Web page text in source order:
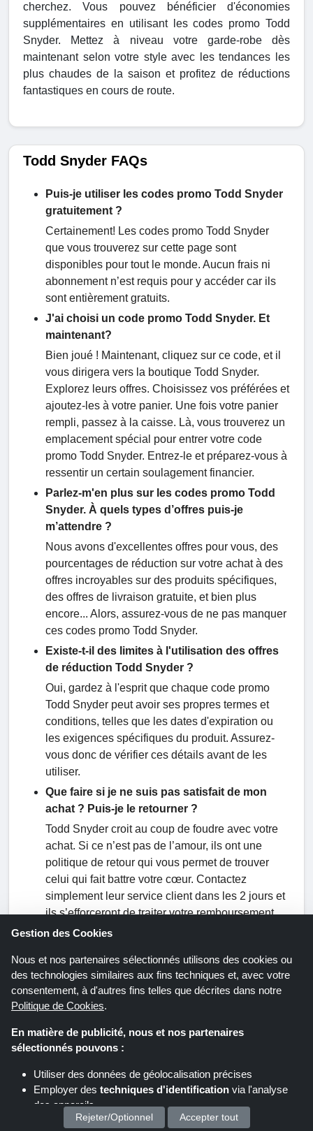
cherchez. Vous pouvez bénéficier d'économies
supplémentaires en utilisant les codes promo Todd
Snyder. Mettez à niveau votre garde-robe dès
maintenant selon votre style avec les tendances les
plus chaudes de la saison et profitez de réductions
fantastiques en cours de route.
Todd Snyder FAQs
Puis-je utiliser les codes promo Todd Snyder
gratuitement ?
Certainement! Les codes promo Todd Snyder
que vous trouverez sur cette page sont
disponibles pour tout le monde. Aucun frais ni
abonnement n’est requis pour y accéder car ils
sont entièrement gratuits.
J'ai choisi un code promo Todd Snyder. Et
maintenant?
Bien joué ! Maintenant, cliquez sur ce code, et il
vous dirigera vers la boutique Todd Snyder.
Explorez leurs offres. Choisissez vos préférées et
ajoutez-les à votre panier. Une fois votre panier
rempli, passez à la caisse. Là, vous trouverez un
emplacement spécial pour entrer votre code
promo Todd Snyder. Entrez-le et préparez-vous à
ressentir un certain soulagement financier.
Parlez-m'en plus sur les codes promo Todd
Snyder. À quels types d’offres puis-je
m’attendre ?
Nous avons d'excellentes offres pour vous, des
pourcentages de réduction sur votre achat à des
offres incroyables sur des produits spécifiques,
des offres de livraison gratuite, et bien plus
encore... Alors, assurez-vous de ne pas manquer
ces codes promo Todd Snyder.
Existe-t-il des limites à l'utilisation des offres
de réduction Todd Snyder ?
Oui, gardez à l'esprit que chaque code promo
Todd Snyder peut avoir ses propres termes et
conditions, telles que les dates d'expiration ou
les exigences spécifiques du produit. Assurez-
vous donc de vérifier ces détails avant de les
utiliser.
Que faire si je ne suis pas satisfait de mon
achat ? Puis-je le retourner ?
Todd Snyder croit au coup de foudre avec votre
achat. Si ce n’est pas de l’amour, ils ont une
politique de retour qui vous permet de trouver
celui qui fait battre votre cœur. Contactez
simplement leur service client dans les 2 jours et
ils s’efforceront de traiter votre remboursement,
ce qui prend généralement 7 à 8 jours.
Boutiques similaires
Percentil
JustFashionNow
Vetements Femmes
Gestion des Cookies
Nous et nos partenaires sélectionnés utilisons des cookies ou
des technologies similaires aux fins techniques et, avec votre
consentement, à d'autres fins telles que décrites dans notre
Politique de Cookies.
En matière de publicité, nous et nos partenaires
sélectionnés pouvons :
Utiliser des données de géolocalisation précises
Employer des techniques d'identification via l'analyse
des appareils
Stocker et/ou accéder à des informations sur un appareil
Rejeter/Optionnel Accepter tout